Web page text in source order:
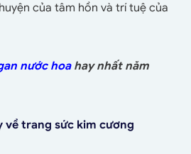
của tâm hồn và trí tuệ của
nước hoahay nhất năm
về trang sức kim cương